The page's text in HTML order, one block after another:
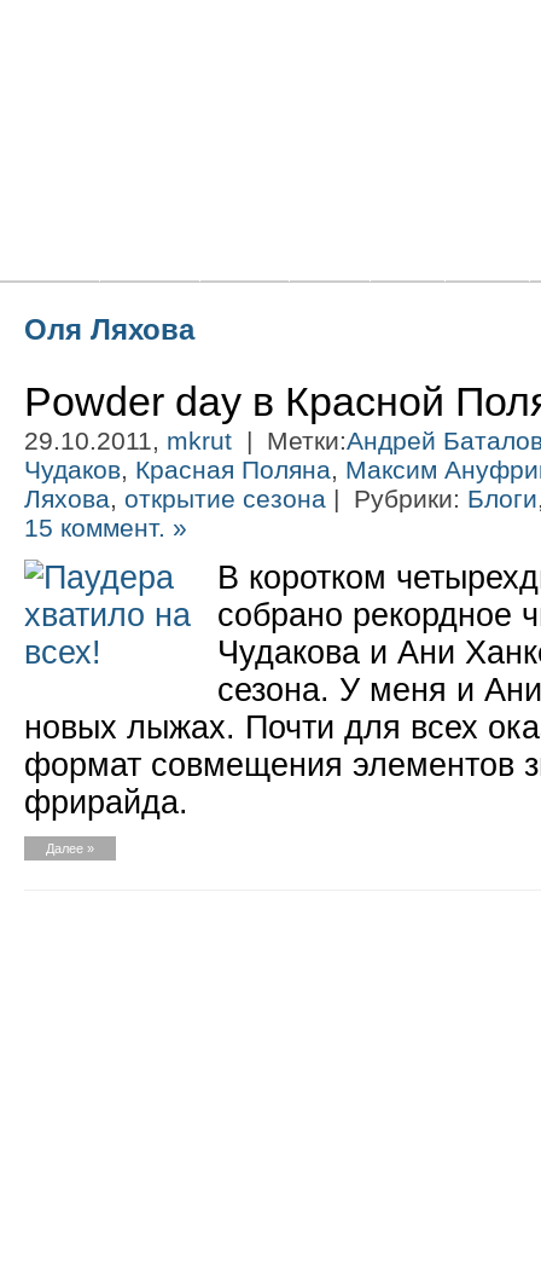
Оля Ляхова
Powder day в Красной
29.10.2011, mkrut | Метки:Андрей
Чудаков, Красная Поляна, Максим
Ляхова, открытие сезона | Рубрики: Блоги
15 коммент. »
В коротком
собрано рекордное
Чудакова и Ани
сезона. У меня и
новых лыжах. Почти для всех
формат совмещения элементов
фрирайда.
Далее »